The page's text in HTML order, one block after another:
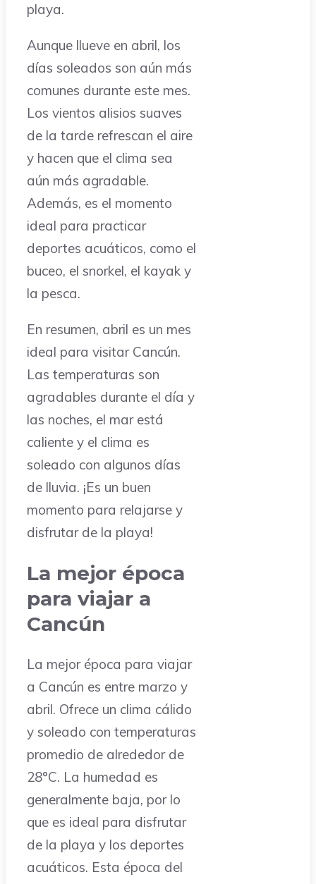
playa.
Aunque llueve en abril, los
días soleados son aún más
comunes durante este mes.
Los vientos alisios suaves
de la tarde refrescan el aire
y hacen que el clima sea
aún más agradable.
Además, es el momento
ideal para practicar
deportes acuáticos, como el
buceo, el snorkel, el kayak y
la pesca.
En resumen, abril es un mes
ideal para visitar Cancún.
Las temperaturas son
agradables durante el día y
las noches, el mar está
caliente y el clima es
soleado con algunos días
de lluvia. ¡Es un buen
momento para relajarse y
disfrutar de la playa!
La mejor época
para viajar a
Cancún
La mejor época para viajar
a Cancún es entre marzo y
abril. Ofrece un clima cálido
y soleado con temperaturas
promedio de alrededor de
28°C. La humedad es
generalmente baja, por lo
que es ideal para disfrutar
de la playa y los deportes
acuáticos. Esta época del